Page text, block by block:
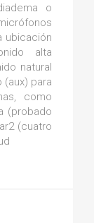
o
ubicación
alta
natural
para
como
(probado
(cuatro